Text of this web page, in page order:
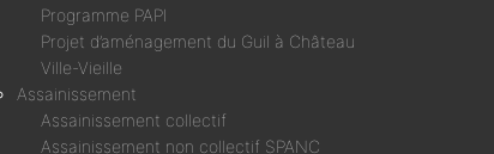
Programme PAPI
Projet d’aménagement du Guil à Château
Ville-Vieille
Assainissement
Assainissement collectif
Assainissement non collectif SPANC